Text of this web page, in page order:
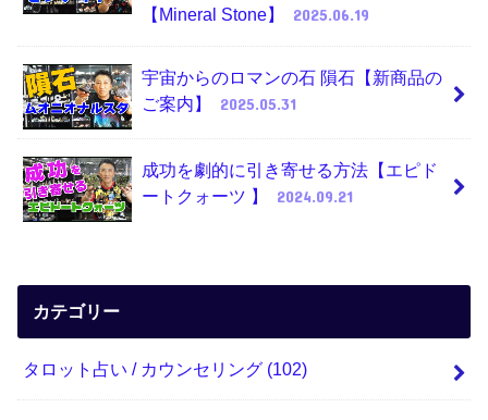
【Mineral Stone】
2025.06.19
宇宙からのロマンの石 隕石【新商品の
ご案内】
2025.05.31
成功を劇的に引き寄せる方法【エピド
ートクォーツ 】
2024.09.21
カテゴリー
タロット占い / カウンセリング (102)